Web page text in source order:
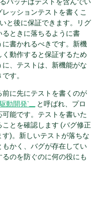
パッチはテストを含んでい
ッションテストを書くこ
と後に保証できます。リグ
ときに落ちるように書
書かれるべきです。新機
動作すると保証するため
、テストは、新機能がな
す。
に先にテストを書くのが
動開発`__
と呼ばれ、プロ
能です。テストを書いた
とを確認します (バグ修正
)。新しいテストが落ちな
かく、バグが存在してい
のを防ぐのに何の役にも